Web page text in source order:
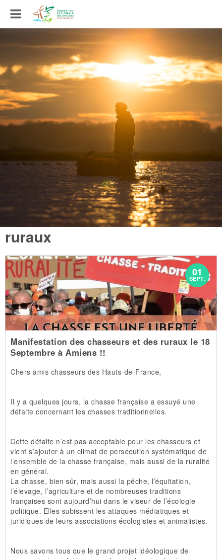
ruraux
01
SEPT.
Manifestation des chasseurs et des ruraux le 18
Septembre à Amiens !!
Chers amis chasseurs des Hauts-de-France,
Il y a quelques jours, la chasse française a essuyé une
défaite concernant les chasses traditionnelles.
Cette défaite n’est pas acceptable pour les chasseurs et
vient s’ajouter à un climat de persécution systématique de
l’ensemble de la chasse française, mais aussi de la ruralité
en général.
La chasse, bien sûr, mais aussi la pêche, l’équitation,
l’élevage, l’agriculture et de nombreuses traditions
françaises sont aujourd’hui dans le viseur de l’écologie
politique. Elles subissent les attaques médiatiques et
juridiques de leurs associations écologistes et animalistes.
Nous savons tous que le grand projet idéologique de